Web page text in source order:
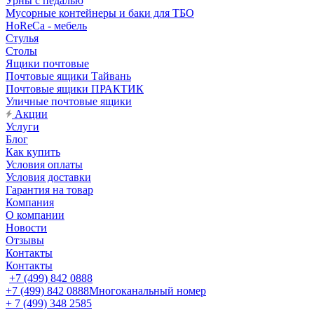
Мусорные контейнеры и баки для ТБО
HoReCa - мебель
Стулья
Столы
Ящики почтовые
Почтовые ящики Тайвань
Почтовые ящики ПРАКТИК
Уличные почтовые ящики
Акции
Услуги
Блог
Как купить
Условия оплаты
Условия доставки
Гарантия на товар
Компания
О компании
Новости
Отзывы
Контакты
Контакты
+7 (499) 842 0888
+7 (499) 842 0888Многоканальный номер
+ 7 (499) 348 2585